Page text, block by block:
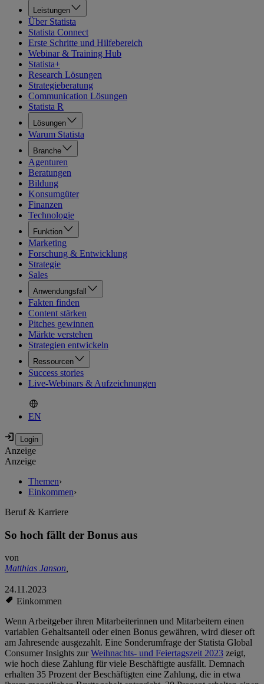
Leistungen
Über Statista
Statista Connect
Erste Schritte und Hilfebereich
Webinar & Training Hub
Statista+
Research Lösungen
Strategieberatung
Communication Lösungen
Statista R
Lösungen
Warum Statista
Branche
Agenturen
Beratungen
Bildung
Konsumgüter
Finanzen
Technologie
Funktion
Marketing
Forschung & Entwicklung
Strategie
Sales
Anwendungsfall
Fakten finden
Content stärken
Pitches gewinnen
Märkte verstehen
Strategien entwickeln
Ressourcen
Success stories
Live-Webinars & Aufzeichnungen
EN
Anzeige
Anzeige
Themen›
Einkommen›
Beruf & Karriere
So hoch fällt der Bonus aus
von
Matthias Janson,
24.11.2023
Einkommen
Wenn Arbeitgeber ihren Mitarbeiterinnen und Mitarbeitern einen
variablen Gehaltsanteil oder einen Bonus gewähren, wird dieser oft
am Jahresende ausgezahlt. Eine Sonderumfrage der Statista Global
Consumer Insights zurWeihnachts- und Feiertagszeit 2023 zeigt,
wie hoch diese Zahlung für viele Beschäftigte ausfällt. Demnach
erhalten 35 Prozent der Beschäftigten eine Zahlung, die in etwa